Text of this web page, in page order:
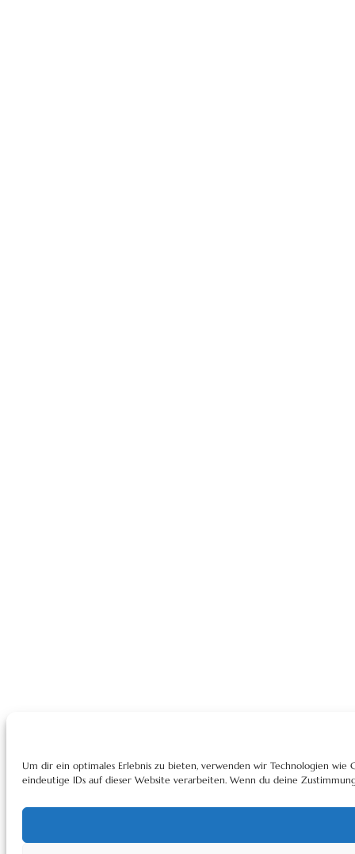
Um dir ein optimales Erlebnis zu bieten, verwenden wir Technologien
eindeutige IDs auf dieser Website verarbeiten. Wenn du deine